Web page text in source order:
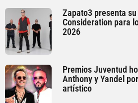
Zapato3 presenta
Consideration para
2026
Premios Juventud
Anthony y Yandel
artístico